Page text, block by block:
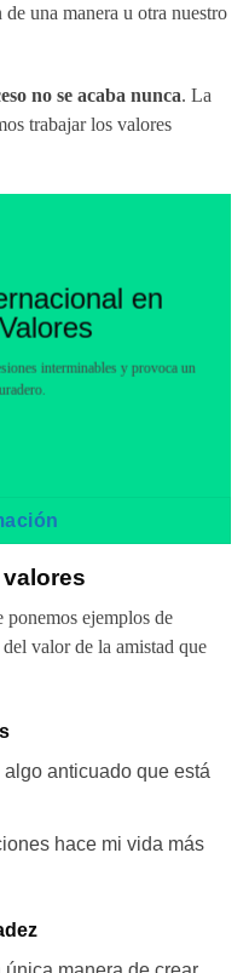
una manera u otra nuestro
no se acaba nunca. La
trabajar los valores
en
interminables y provoca un
ponemos ejemplos de
valor de la amistad que
anticuado que está
hace mi vida más